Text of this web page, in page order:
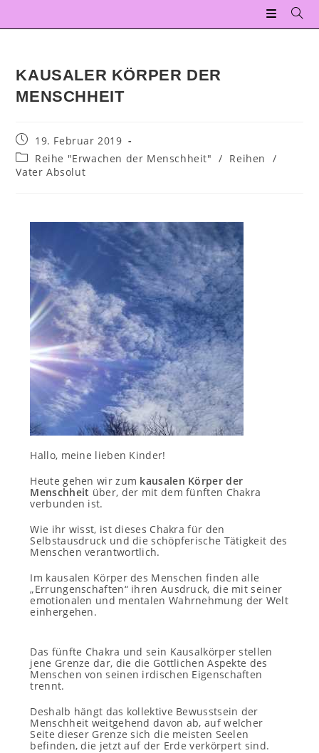
KAUSALER KÖRPER DER
MENSCHHEIT
19. Februar 2019
Reihe "Erwachen der Menschheit" / Reihen
/
Vater Absolut
Hallo, meine lieben Kinder!
Heute gehen wir zum kausalen Körper der
Menschheit über, der mit dem fünften Chakra
verbunden ist.
Wie ihr wisst, ist dieses Chakra für den
Selbstausdruck und die schöpferische Tätigkeit des
Menschen verantwortlich.
Im kausalen Körper des Menschen finden alle
„Errungenschaften“ ihren Ausdruck, die mit seiner
emotionalen und mentalen Wahrnehmung der Welt
einhergehen.
Das fünfte Chakra und sein Kausalkörper stellen
jene Grenze dar, die die Göttlichen Aspekte des
Menschen von seinen irdischen Eigenschaften
trennt.
Deshalb hängt das kollektive Bewusstsein der
Menschheit weitgehend davon ab, auf welcher
Seite dieser Grenze sich die meisten Seelen
befinden, die jetzt auf der Erde verkörpert sind.